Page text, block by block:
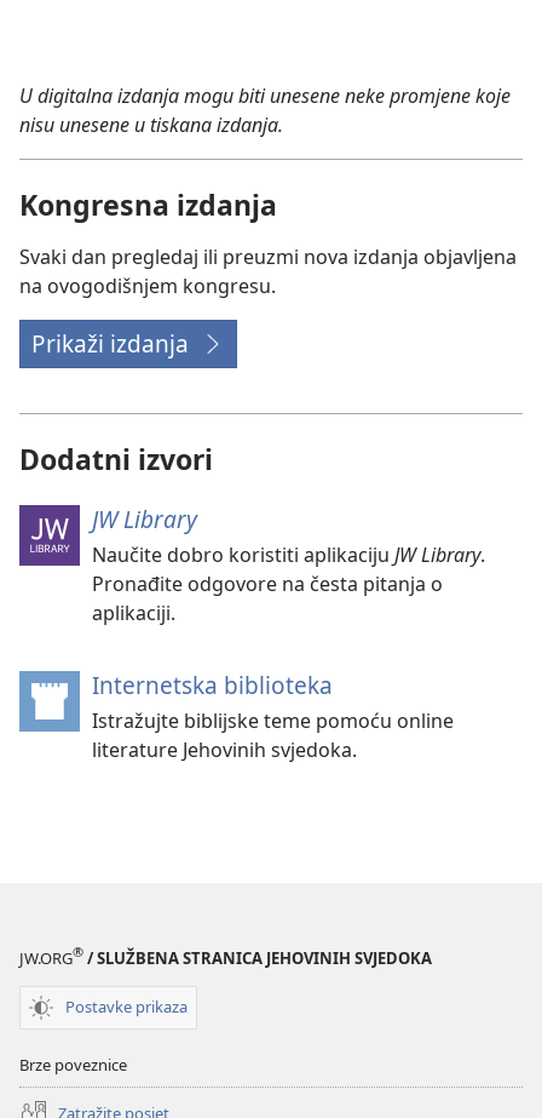
za
kongres
2026.
U digitalna izdanja mogu biti unesene neke promjene koje
nisu unesene u tiskana izdanja.
Kongresna izdanja
Svaki dan pregledaj ili preuzmi nova izdanja objavljena
na ovogodišnjem kongresu.
Prikaži izdanja
Dodatni izvori
JW Library
Naučite dobro koristiti aplikaciju JW Library.
Pronađite odgovore na česta pitanja o
aplikaciji.
Internetska biblioteka
se
novi
Istražujte biblijske teme pomoću online
literature Jehovinih svjedoka.
JW.ORG® / SLUŽBENA STRANICA JEHOVINIH SVJEDOKA
Postavke prikaza
Brze poveznice
Zatražite posjet